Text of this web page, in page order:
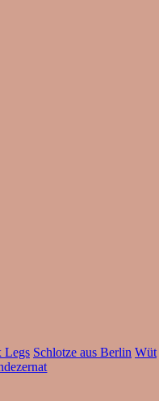
Legs Schlotze aus Berlin Wüt